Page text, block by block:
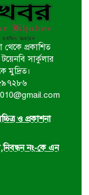
আলী ডিগ্রি কলেজে
গনঅভ্যুথ্যান দিবস
(আ.)’র পবিত্র
সরকারের বিরুদ্ধে
প্রকাশিত
সার্কুলার
মুদ্রিত।
ও প্রকাশনা
নং-কে এন